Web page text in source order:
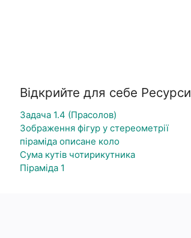
Відкрийте для себе Ресурси
Задача 1.4 (Прасолов)
Зображення фігур у стереометрії
піраміда описане коло
Сума кутів чотирикутника
Піраміда 1